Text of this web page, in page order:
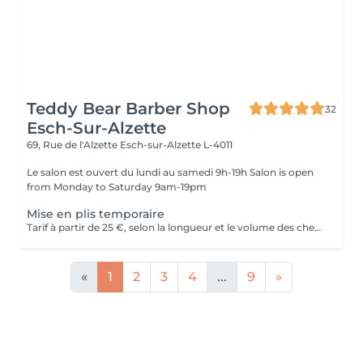
Teddy Bear Barber Shop
Esch-Sur-Alzette
32
69, Rue de l'Alzette Esch-sur-Alzette L-4011
Le salon est ouvert du lundi au samedi 9h-19h Salon is open
from Monday to Saturday 9am-19pm
Mise en plis temporaire
Tarif à partir de 25 €, selon la longueur et le volume des cheveux.
« 1 2 3 4 ... 9 »